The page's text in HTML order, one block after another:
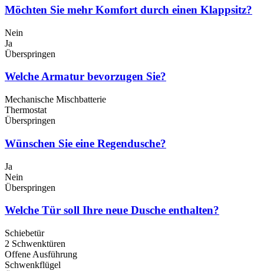
Möchten Sie mehr Komfort durch einen Klappsitz?
Nein
Ja
Überspringen
Welche Armatur bevorzugen Sie?
Mechanische Mischbatterie
Thermostat
Überspringen
Wünschen Sie eine Regendusche?
Ja
Nein
Überspringen
Welche Tür soll Ihre neue Dusche enthalten?
Schiebetür
2 Schwenktüren
Offene Ausführung
Schwenkflügel